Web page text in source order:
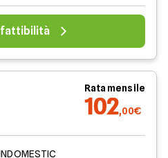
fattibilità
Rata mensile
102,00€